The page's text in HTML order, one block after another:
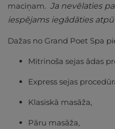
maciņam. Ja nevēlaties
iespējams iegādāties
Dažas no Grand Poet Spa
Mitrinoša sejas ādas
Express sejas
Klasiskā masāža,
Pāru masāža,